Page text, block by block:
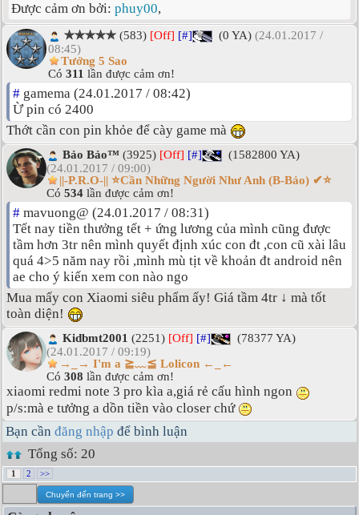
Được cảm ơn bởi: phuy00,
✯✯✯✯✯ (583) [Off] [#] (0 YA) (24.01.2017 /
08:45)
Tướng 5 Sao
Có 311 lần được cảm ơn!
# gamema (24.01.2017 / 08:42)
Ừ pin có 2400
Thớt cần con pin khỏe để cày game mà
Bảo Bảo™ (3925) [Off] [#]
(1582800 YA)
(24.01.2017 / 09:00)
||-P.R.O-|| ⭐Cần Những Người Như Anh (B-Bảo) ✔⭐
Có 534 lần được cảm ơn!
# mavuong@ (24.01.2017 / 08:31)
Tết nay tiền thưởng tết + ứng lương của mình cũng được
tầm hơn 3tr nên mình quyết định xúc con đt ,con cũ xài lâu
quá 4>5 năm nay rồi ,mình mù tịt về khoản đt android nên
ae cho ý kiến xem con nào ngo
Mua mấy con Xiaomi siêu phẩm ấy! Giá tầm 4tr ↓ mà tốt
toàn diện!
Kidbmt2001 (2251) [Off] [#]
(78377 YA)
(24.01.2017 / 09:19)
→_→ I'm a ≧﹏≦ Lolicon ←_←
Có 308 lần được cảm ơn!
xiaomi redmi note 3 pro kìa a,giá rẻ cấu hình ngon
p/s:mà e tưởng a dồn tiền vào closer chứ
Bạn cần đăng nhập để bình luận
Tổng số: 20
1 2 >>